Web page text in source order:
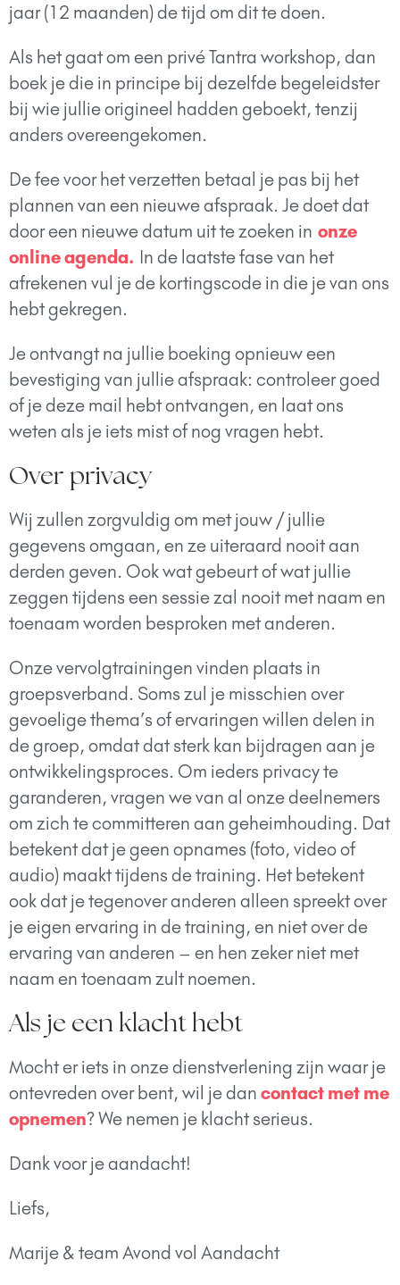
jaar (12 maanden) de tijd om dit te doen.
Als het gaat om een privé Tantra workshop, dan
boek je die in principe bij dezelfde begeleidster
bij wie jullie origineel hadden geboekt, tenzij
anders overeengekomen.
De fee voor het verzetten betaal je pas bij het
plannen van een nieuwe afspraak. Je doet dat
door een nieuwe datum uit te zoeken in onze
online agenda. In de laatste fase van het
afrekenen vul je de kortingscode in die je van ons
hebt gekregen.
Je ontvangt na jullie boeking opnieuw een
bevestiging van jullie afspraak: controleer goed
of je deze mail hebt ontvangen, en laat ons
weten als je iets mist of nog vragen hebt.
Over privacy
Wij zullen zorgvuldig om met jouw / jullie
gegevens omgaan, en ze uiteraard nooit aan
derden geven. Ook wat gebeurt of wat jullie
zeggen tijdens een sessie zal nooit met naam en
toenaam worden besproken met anderen.
Onze vervolgtrainingen vinden plaats in
groepsverband. Soms zul je misschien over
gevoelige thema’s of ervaringen willen delen in
de groep, omdat dat sterk kan bijdragen aan je
ontwikkelingsproces. Om ieders privacy te
garanderen, vragen we van al onze deelnemers
om zich te committeren aan geheimhouding. Dat
betekent dat je geen opnames (foto, video of
audio) maakt tijdens de training. Het betekent
ook dat je tegenover anderen alleen spreekt over
je eigen ervaring in de training, en niet over de
ervaring van anderen – en hen zeker niet met
naam en toenaam zult noemen.
Als je een klacht hebt
Mocht er iets in onze dienstverlening zijn waar je
ontevreden over bent, wil je dan contact met me
opnemen? We nemen je klacht serieus.
Dank voor je aandacht!
Liefs,
Marije & team Avond vol Aandacht